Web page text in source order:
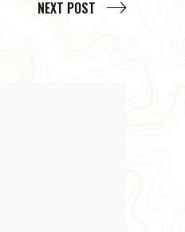
NEXT POST